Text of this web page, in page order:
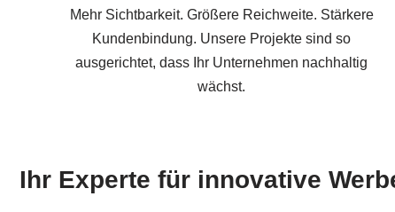
Mehr Sichtbarkeit. Größere Reichweite. Stärkere
Kundenbindung. Unsere Projekte sind so
ausgerichtet, dass Ihr Unternehmen nachhaltig
wächst.
Ihr Experte für innovative